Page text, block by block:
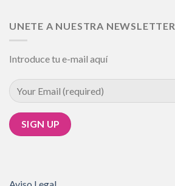
UNETE A NUESTRA NEWSLETTER
Introduce tu e-mail aquí